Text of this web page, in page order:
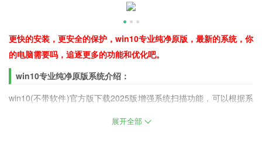
更快的安装，更安全的保护，win10专业纯净原版，最新的系统，你
的电脑需要吗，追逐更多的功能和优化吧。
win10专业纯净原版系统介绍：
win10(不带软件)官方版下载2025版增强系统扫描功能，可以根据系
境，使操作更流畅，支持用户随时清理数据文件，增加开机和关机
展开全部